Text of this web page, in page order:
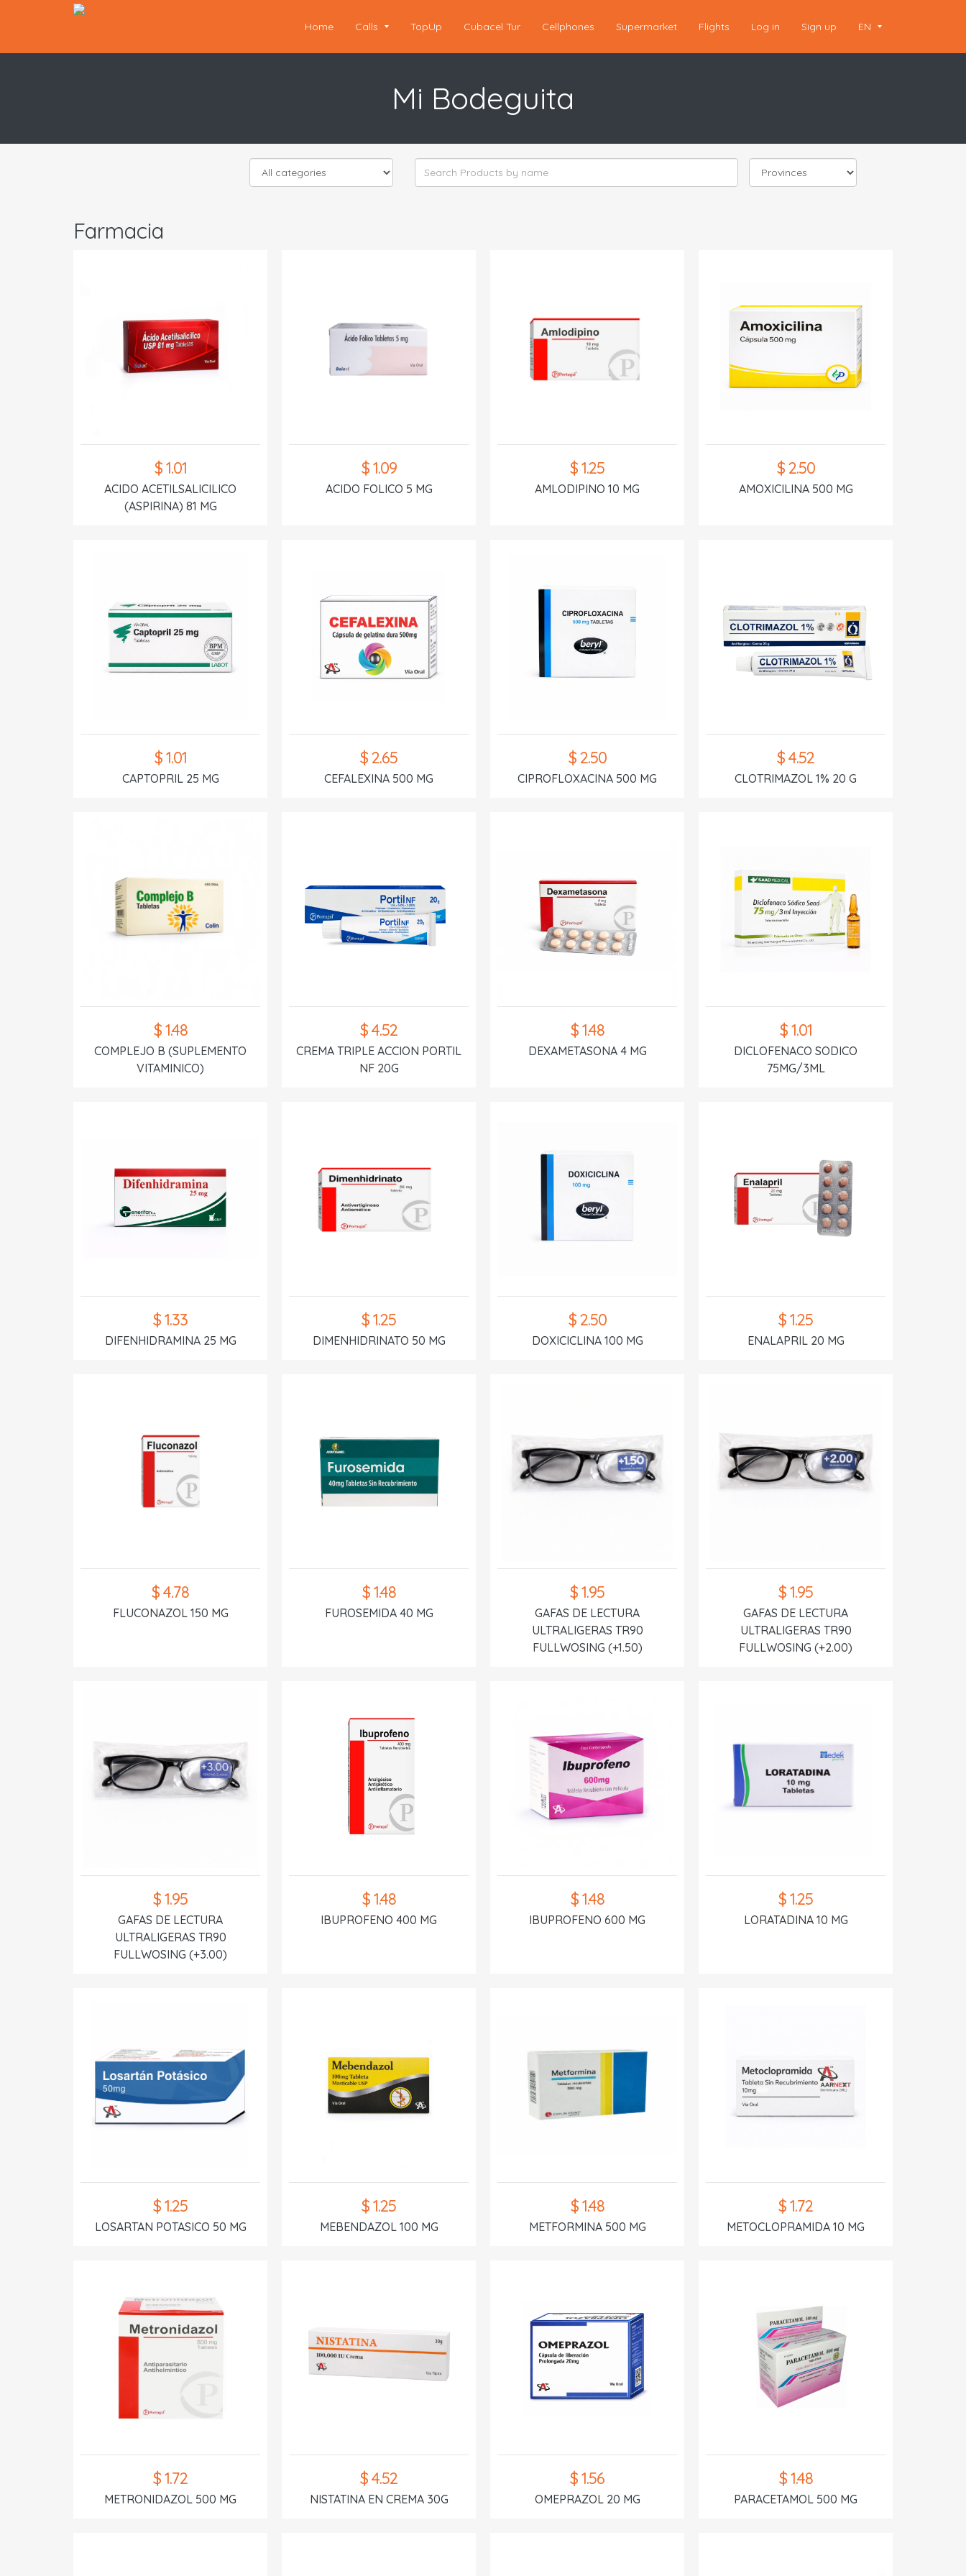
Home Calls TopUp Cubacel Tur Cellphones Supermarket Flights Log in Sign up EN
Mi Bodeguita
Farmacia
$ 1.01
ACIDO ACETILSALICILICO
(ASPIRINA) 81 MG
$ 1.09
ACIDO FOLICO 5 MG
$ 1.25
AMLODIPINO 10 MG
$ 2.50
AMOXICILINA 500 MG
$ 1.01
CAPTOPRIL 25 MG
$ 2.65
CEFALEXINA 500 MG
$ 2.50
CIPROFLOXACINA 500 MG
$ 4.52
CLOTRIMAZOL 1% 20 G
$ 1.48
COMPLEJO B (SUPLEMENTO
VITAMINICO)
$ 4.52
CREMA TRIPLE ACCION PORTIL
NF 20G
$ 1.48
DEXAMETASONA 4 MG
$ 1.01
DICLOFENACO SODICO
75MG/3ML
$ 1.33
DIFENHIDRAMINA 25 MG
$ 1.25
DIMENHIDRINATO 50 MG
$ 2.50
DOXICICLINA 100 MG
$ 1.25
ENALAPRIL 20 MG
$ 4.78
FLUCONAZOL 150 MG
$ 1.48
FUROSEMIDA 40 MG
$ 1.95
GAFAS DE LECTURA
ULTRALIGERAS TR90
FULLWOSING (+1.50)
$ 1.95
GAFAS DE LECTURA
ULTRALIGERAS TR90
FULLWOSING (+2.00)
$ 1.95
GAFAS DE LECTURA
ULTRALIGERAS TR90
FULLWOSING (+3.00)
$ 1.48
IBUPROFENO 400 MG
$ 1.48
IBUPROFENO 600 MG
$ 1.25
LORATADINA 10 MG
$ 1.25
LOSARTAN POTASICO 50 MG
$ 1.25
MEBENDAZOL 100 MG
$ 1.48
METFORMINA 500 MG
$ 1.72
METOCLOPRAMIDA 10 MG
$ 1.72
METRONIDAZOL 500 MG
$ 4.52
NISTATINA EN CREMA 30G
$ 1.56
OMEPRAZOL 20 MG
$ 1.48
PARACETAMOL 500 MG